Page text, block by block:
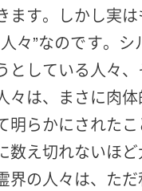
ます。しかし実
々”なのです。
としている人々
々は、まさに肉
明らかにされた
数え切れないほ
界の人々は、た